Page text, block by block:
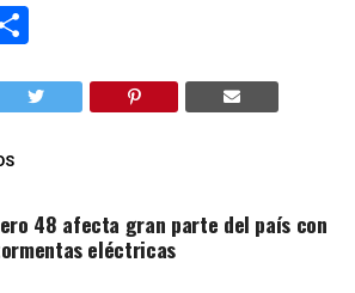
Compartir
48 afecta gran parte del país con
eléctricas